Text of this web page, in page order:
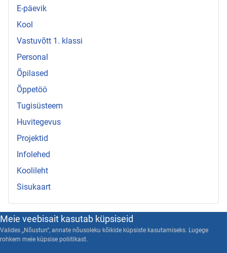
E-päevik
Kool
Vastuvõtt 1. klassi
Personal
Õpilased
Õppetöö
Tugisüsteem
Huvitegevus
Projektid
Infolehed
Koolileht
Sisukaart
Meie veebisait kasutab küpsiseid
Valides „Nõustun“, annate nõusoleku kõikide küpsiste kasutamiseks. Lugege
rohkem meie küpsise poliitikast.